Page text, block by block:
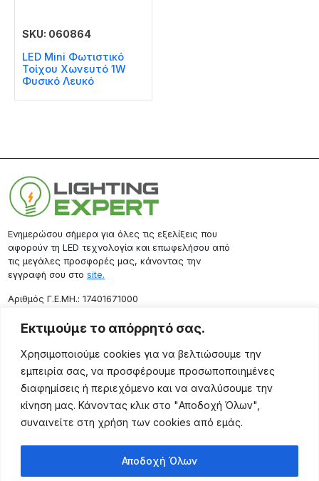
Εκτιμούμε το απόρρητό σας.
Χρησιμοποιούμε cookies για να βελτιώσουμε την
εμπειρία σας, να προσφέρουμε προσωποποιημένες
διαφημίσεις ή περιεχόμενο και να αναλύσουμε την
κίνηση μας. Κάνοντας κλικ στο "Αποδοχή Όλων",
συναινείτε στη χρήση των cookies από εμάς.
Αποδοχή Όλων
SKU: 060864
LED Mini Φωτιστικό
Τοίχου Χωνευτό 1W
Φυσικό Λευκό
Ενημερώσου σήμερα για όλες τις εξελίξεις που
αφορούν τη LED τεχνολογία και επωφελήσου από
τις μεγάλες προσφορές μας, κάνοντας την
εγγραφή σου στο site.
Aριθμός Γ.Ε.ΜΗ.: 17401671000
Επικοινωνία
Ρόδου 133, Αθήνα 10443
(+30) 211 725 5427
sales@lightingexpert.gr
Χρήσιμες Σελίδες